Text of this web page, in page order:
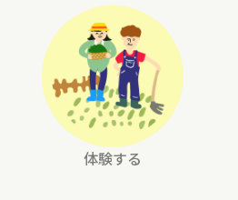
体験する